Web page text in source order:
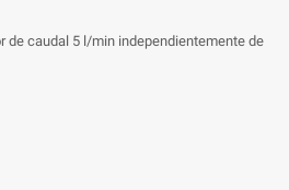
de caudal 5 l/min independientemente de